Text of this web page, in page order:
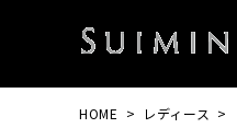
HOME レディース